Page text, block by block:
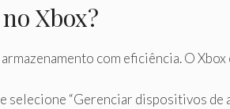
Xbox?
com eficiência. O
e selecione “Gerenciar dispositivos de